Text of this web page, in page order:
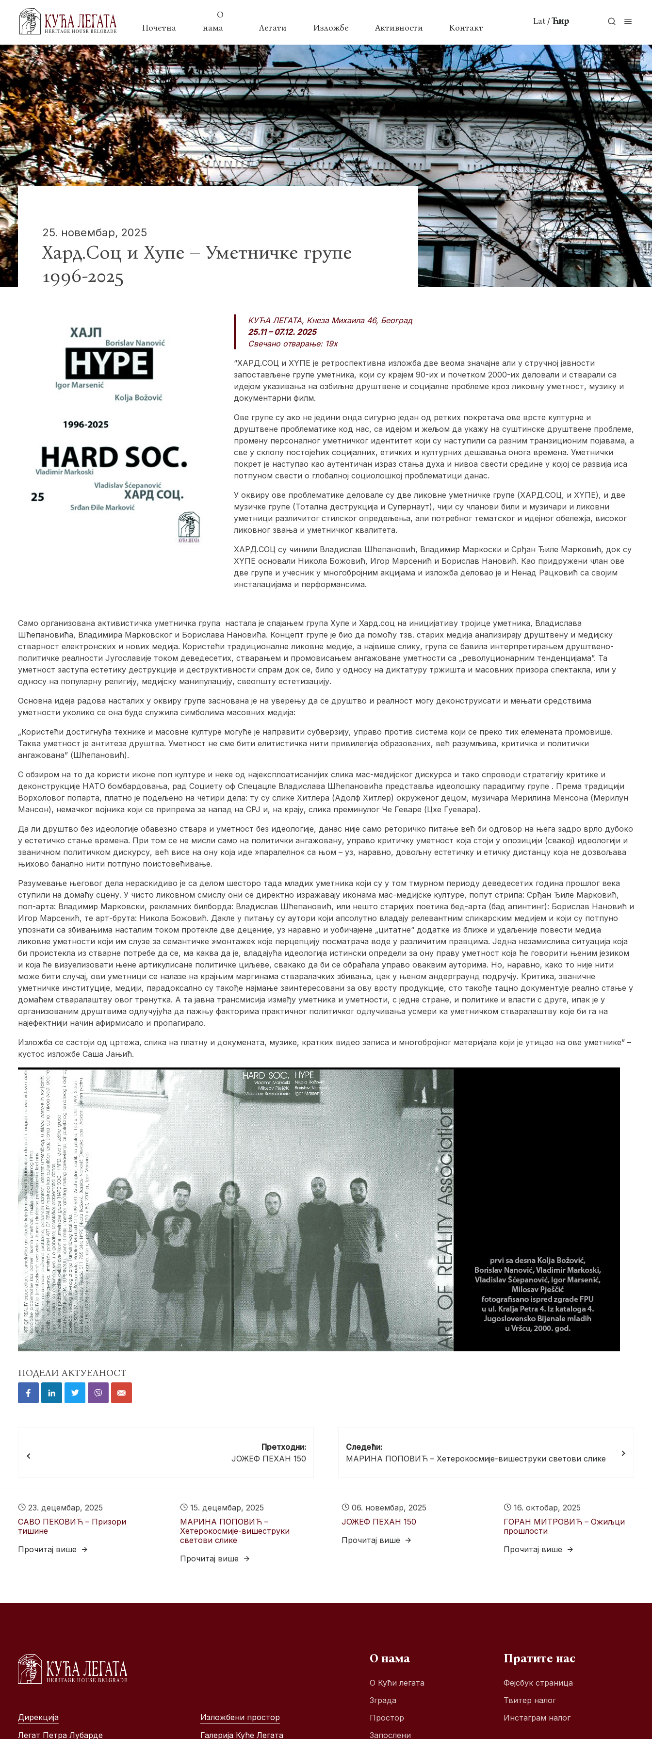
Почетна
О
нама
Легати Изложбе Активности Контакт
Lat /Ћир
25. новембар, 2025
Хард.Соц и Хyпе – Уметничке групе
1996-2025
КУЋА ЛЕГАТА, Кнеза Михаила 46, Београд
25.11 – 07.12. 2025
Свечано отварање: 19х
“ХАРД.СОЦ и ХYПЕ је ретроспективна изложба две веома значајне али у стручној јавности
запостављене групе уметника, који су крајем 90-их и почетком 2000-их деловали и стварали са
идејом указивања на озбиљне друштвене и социјалне проблеме кроз ликовну уметност, музику и
документарни филм.
Ове групе су ако не једини онда сигурно један од ретких покретача ове врсте културне и
друштвене проблематике код нас, са идејом и жељом да укажу на суштинске друштвене проблеме,
промену персоналног уметничког идентитет који су наступили са разним транзиционим појавама, а
све у склопу постојећих социјалних, етичких и културних дешавања онога времена. Уметнички
покрет је наступао као аутентичан израз стања духа и нивоа свести средине у којој се развија иса
потпуном свести о глобалној социолошкој проблематици данас.
У оквиру ове проблематике деловале су две ликовне уметничке групе (ХАРД.СОЦ, и ХYПЕ), и две
музичке групе (Тотална деструкција и Супернаут), чији су чланови били и музичари и ликовни
уметници различитог стилског опредељења, али потребног тематског и идејног обележја, високог
ликовног звања и уметничког квалитета.
ХАРД.СОЦ су чинили Владислав Шћепановић, Владимир Маркоски и Срђан Ђиле Марковић, док су
ХYПЕ основали Никола Божовић, Игор Марсенић и Борислав Нановић. Као придружени члан ове
две групе и учесник у многобројним акцијама и изложба деловао је и Ненад Рацковић са својим
инсталацијама и перформансима.
Само организована активистичка уметничка група настала је спајањем група Хyпе и Хард.соц на иницијативу тројице уметника, Владислава
Шћепановића, Владимира Марковског и Борислава Нановића. Концепт групе је био да помоћу тзв. старих медија анализирају друштвену и медијску
стварност електронских и нових медија. Користећи традиционалне ликовне медије, а највише слику, група се бавила интерпретирањем друштвено-
политичке реалности Југославије током деведесетих, стварањем и промовисањем ангажоване уметности са „револуционарним тенденцијама”. Та
уметност заступа естетику деструкције и деструктивности спрам док се, било у односу на диктатуру тржишта и масовних призора спектакла, или у
односу на популарну религију, медијску манипулацију, свеопшту естетизацију.
Основна идеја радова насталих у оквиру групе заснована је на уверењу да се друштво и реалност могу деконструисати и мењати средствима
уметности уколико се она буде служила симболима масовних медија:
„Користећи достигнућа технике и масовне културе могуће је направити субверзију, управо против система који се преко тих елемената промовише.
Таква уметност је антитеза друштва. Уметност не сме бити елитистичка нити привилегија образованих, већ разумљива, критичка и политички
ангажована” (Шћепановић).
С обзиром на то да користи иконе поп културе и неке од најексплоатисанијих слика мас-медијског дискурса и тако спроводи стратегију критике и
деконструкције НАТО бомбардовања, рад Социетy оф Спецацле Владислава Шћепановића представља идеолошку парадигму групе . Према традицији
Ворхоловог попарта, платно је подељено на четири дела: ту су слике Хитлера (Адолф Хитлер) окруженог децом, музичара Мерилина Менсона (Мерилyн
Мансон), немачког војника који се припрема за напад на СРЈ и, на крају, слика преминулог Че Геваре (Цхе Гуевара).
Да ли друштво без идеологије обавезно ствара и уметност без идеологије, данас није само реторичко питање већ би одговор на њега задро врло дубоко
у естетичко стање времена. При том се не мисли само на политички ангажовану, управо критичку уметност која стоји у опозицији (свакој) идеологији и
званичном политичком дискурсу, већ висе на ону која иде »паралелно« са њом – уз, наравно, довољну естетичку и етичку дистанцу која не дозвољава
њихово банално нити потпуно поистовећивање.
Разумевање његовог дела нераскидиво је са делом шесторо тада младих уметника који су у том тмурном периоду деведесетих година прошлог века
ступили на домаћу сцену. У чисто ликовном смислу они се директно изражавају иконама мас-медијске културе, попут стрипа: Срђан Ђиле Марковић,
поп-арта: Владимир Марковски, рекламних билборда: Владислав Шћепановић, или нешто старијих поетика бед-арта (бад апинтинг): Борислав Нановић и
Игор Марсенић, те арт-брута: Никола Божовић. Дакле у питању су аутори који апсолутно владају релевантним сликарским медијем и који су потпуно
упознати са збивањима насталим током протекле две деценије, уз наравно и уобичајене „цитатне“ додатке из ближе и удаљеније повести медија
ликовне уметности који им слузе за семантичке »монтаже« које перцепцију посматрача воде у различитим правцима. Једна незамислива ситуација која
би проистекла из стварне потребе да се, ма каква да је, владајућа идеологија истински определи за ону праву уметност која ће говорити њеним језиком
и која ће визуелизовати њене артикулисане политичке циљеве, свакако да би се обраћала управо оваквим ауторима. Но, наравно, како то није нити
може бити случај, ови уметници се налазе на крајњим маргинама стваралачких збивања, цак у њеном андерграунд подручју. Критика, званичне
уметничке институције, медији, парадоксално су такође најмање заинтересовани за ову врсту продукције, сто такође тацно документује реално стање у
домаћем стваралаштву овог тренутка. А та јавна трансмисија између уметника и уметности, с једне стране, и политике и власти с друге, ипак је у
организованим друштвима одлучујућа да пажњу факторима практичног политичког одлучивања усмери ка уметничком стваралаштву које би га на
најефектнији начин афирмисало и пропагирало.
Изложба се састоји од цртежа, слика на платну и докумената, музике, кратких видео записа и многобројног материјала који је утицао на ове уметнике” –
кустос изложбе Саша Јањић.
ПОДЕЛИ АКТУЕЛНОСТ
чланка
Претходни:
ЈОЖЕФ ПЕХАН 150
Следећи:
МАРИНА ПОПОВИЋ – Хетерокосмије-вишеструки светови слике
23. децембар, 2025
САВО ПЕКОВИЋ – Призори
тишине
Прочитај више
15. децембар, 2025
МАРИНА ПОПОВИЋ –
Хетерокосмије-вишеструки
светови слике
Прочитај више
06. новембар, 2025
ЈОЖЕФ ПЕХАН 150
Прочитај више
16. октобар, 2025
ГОРАН МИТРОВИЋ – Ожиљци
прошлости
Прочитај више
Дирекција
Легат Петра Лубарде
Изложбени простор
Галерија Куће Легата
О нама
О Кући легата
Зграда
Простор
Запослени
Пратите нас
Фејсбук страница
Твитер налог
Инстаграм налог